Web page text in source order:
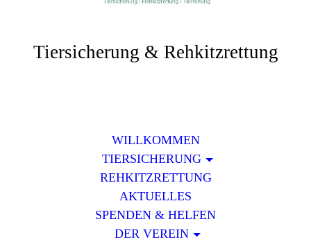
Tiersicherung & Rehkitzrettung
WILLKOMMEN
TIERSICHERUNG
REHKITZRETTUNG
AKTUELLES
SPENDEN & HELFEN
DER VEREIN